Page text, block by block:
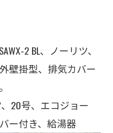
2 BL、ノーリツ、
壁掛型、排気カバー
20号、エコジョー
ー付き、給湯器